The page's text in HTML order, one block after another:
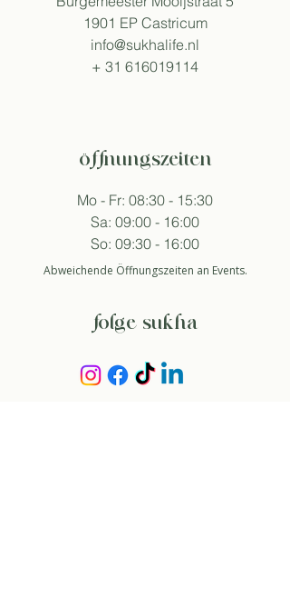
1901 EP Castricum
info@sukhalife.nl
+ 31 616019114
öffnungszeiten
Mo - Fr: 08:30 - 15:30
Sa: 09:00 - 16:00
So: 09:30 - 16:00
Abweichende Öffnungszeiten an Events.
folge sukha